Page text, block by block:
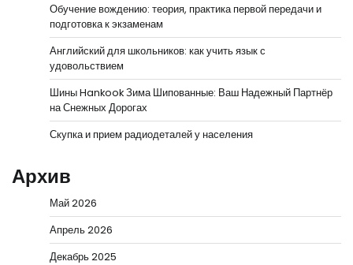
Обучение вождению: теория, практика первой передачи и
подготовка к экзаменам
Английский для школьников: как учить язык с
удовольствием
Шины Hankook Зима Шипованные: Ваш Надежный Партнёр
на Снежных Дорогах
Скупка и прием радиодеталей у населения
Архив
Май 2026
Апрель 2026
Декабрь 2025